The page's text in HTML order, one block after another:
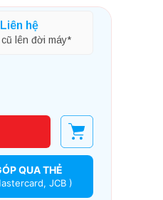
Liên hệ
lên đời máy*
QUA THẺ
JCB )